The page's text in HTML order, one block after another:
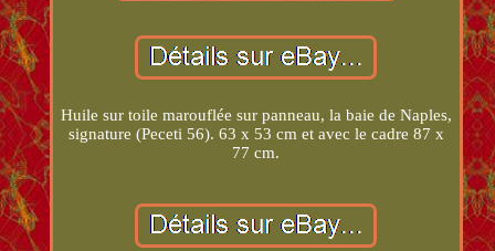
Huile sur toile marouflée sur panneau, la baie de Naples,
signature (Peceti 56). 63 x 53 cm et avec le cadre 87 x
77 cm.